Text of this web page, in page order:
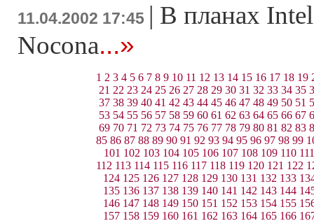
11.04.2002 17:45 | В планах
Nocona...»
1 2 3 4 5 6 7 8 9 10 11 12 13 14 15 16 17 18 19
21 22 23 24 25 26 27 28 29 30 31 32 33 34 35
37 38 39 40 41 42 43 44 45 46 47 48 49 50 51
53 54 55 56 57 58 59 60 61 62 63 64 65 66 67
69 70 71 72 73 74 75 76 77 78 79 80 81 82 83
85 86 87 88 89 90 91 92 93 94 95 96 97 98 99
101 102 103 104 105 106 107 108 109 110 111
112 113 114 115 116 117 118 119 120 121 122
124 125 126 127 128 129 130 131 132 133
135 136 137 138 139 140 141 142 143 144
146 147 148 149 150 151 152 153 154 155
157 158 159 160 161 162 163 164 165 166